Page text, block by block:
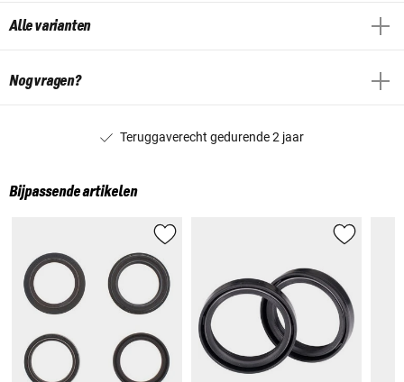
Alle varianten
Nog vragen?
Teruggaverecht gedurende 2 jaar
Bijpassende artikelen